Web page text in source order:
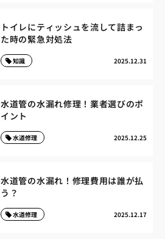
トイレにティッシュを流して詰まっ
た時の緊急対処法
2025.12.31
知識
水道管の水漏れ修理！業者選びのポ
イント
2025.12.25
水道修理
水道管の水漏れ！修理費用は誰が払
う？
2025.12.17
水道修理